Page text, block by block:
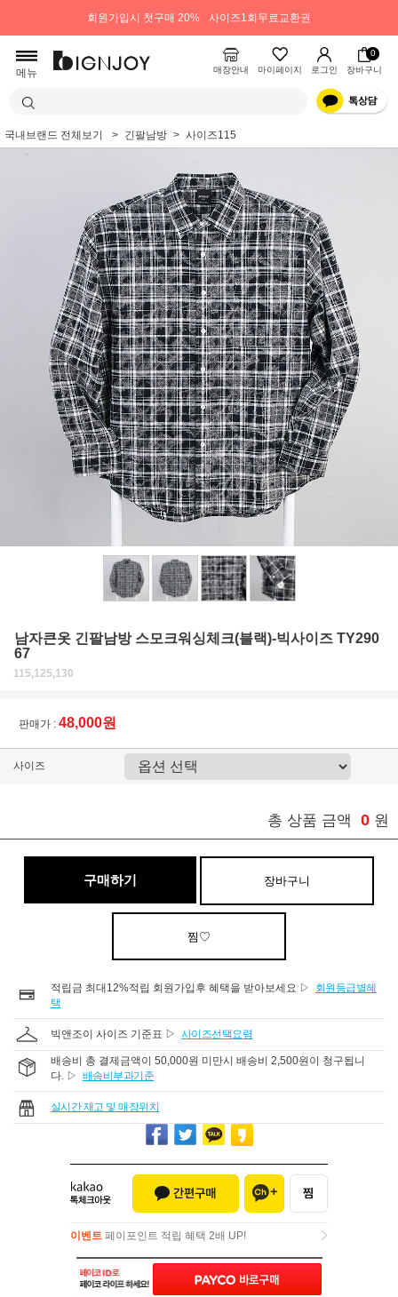
회원가입시 첫구매 20% 사이즈1회무료교환권
메뉴 매장안내 마이페이지 로그인
0
장바구니
국내브랜드 전체보기 긴팔남방 사이즈115
남자큰옷 긴팔남방 스모크워싱체크(블랙)-빅사이즈 TY290
67
115,125,130
판매가 : 48,000원
사이즈
총 상품 금액 0 원
구매하기 장바구니
찜♡
적립금 최대12%적립 회원가입후 혜택을 받아보세요 ▷
회원등급별혜
택
빅앤조이 사이즈 기준표 ▷ 사이즈선택요령
배송비 총 결제금액이 50,000원 미만시 배송비 2,500원이 청구됩니
다. ▷ 배송비부과기준
실시간 재고 및 매장위치
이벤트 페이포인트 적립 혜택 2배 UP!
이벤트페이포인트 적립 혜택 2배 UP!